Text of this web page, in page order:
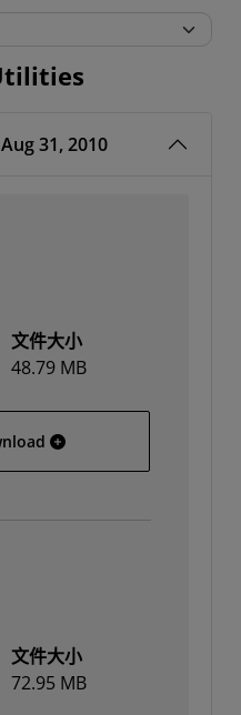
Legacy Tools and Utilities
31, 2010
文件大小
48.79 MB
Windows
文件大小
72.95 MB